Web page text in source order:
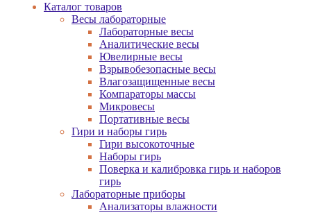
Каталог товаров
Весы лабораторные
Лабораторные весы
Аналитические весы
Ювелирные весы
Взрывобезопасные весы
Влагозащищенные весы
Компараторы массы
Микровесы
Портативные весы
Гири и наборы гирь
Гири высокоточные
Наборы гирь
Поверка и калибровка гирь и наборов
гирь
Лабораторные приборы
Анализаторы влажности